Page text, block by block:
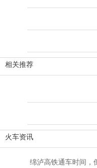
相关推荐
火车资讯
绵泸高铁通车时间，